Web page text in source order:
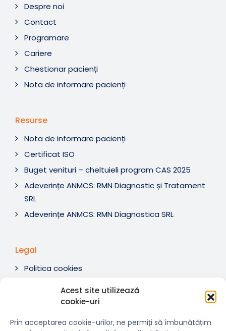
Acest site utilizează
cookie-uri
Prin acceptarea cookie-urilor, ne permiți să îmbunătățim
Despre noi
Contact
Programare
Cariere
Chestionar pacienți
Nota de informare pacienți
Resurse
Nota de informare pacienți
Certificat ISO
Buget venituri – cheltuieli program CAS 2025
Adeverințe ANMCS: RMN Diagnostic și Tratament
SRL
Adeverințe ANMCS: RMN Diagnostica SRL
Legal
Politica cookies
Soluționare litigii